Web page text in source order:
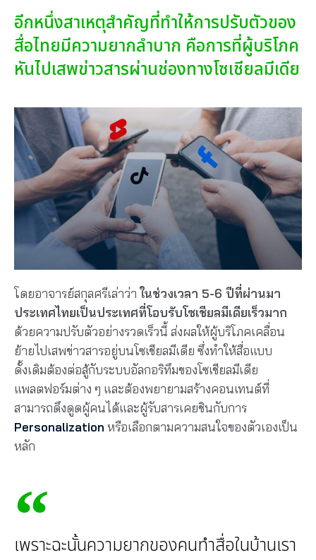
อีกหนึ่งสาเหตุสำคัญที่ทำให้การปรับตัวของ
สื่อไทยมีความยากลำบาก คือการที่ผู้บริโภค
หันไปเสพข่าวสารผ่านช่องทางโซเชียลมีเดีย
โดยอาจารย์สกุลศรีเล่าว่า ในช่วงเวลา 5-6 ปีที่ผ่านมา
ประเทศไทยเป็นประเทศที่โอบรับโซเชียลมีเดียเร็วมาก
ด้วยความปรับตัวอย่างรวดเร็วนี้ ส่งผลให้ผู้บริโภคเคลื่อน
ย้ายไปเสพข่าวสารอยู่บนโซเชียลมีเดีย ซึ่งทำให้สื่อแบบ
ดั้งเดิมต้องต่อสู้กับระบบอัลกอริทึมของโซเชียลมีเดีย
แพลตฟอร์มต่าง ๆ และต้องพยายามสร้างคอนเทนต์ที่
สามารถดึงดูดผู้คนได้และผู้รับสารเคยชินกับการ
Personalization หรือเลือกตามความสนใจของตัวเองเป็น
หลัก
เพราะฉะนั้นความยากของคนทําสื่อในบ้านเรา